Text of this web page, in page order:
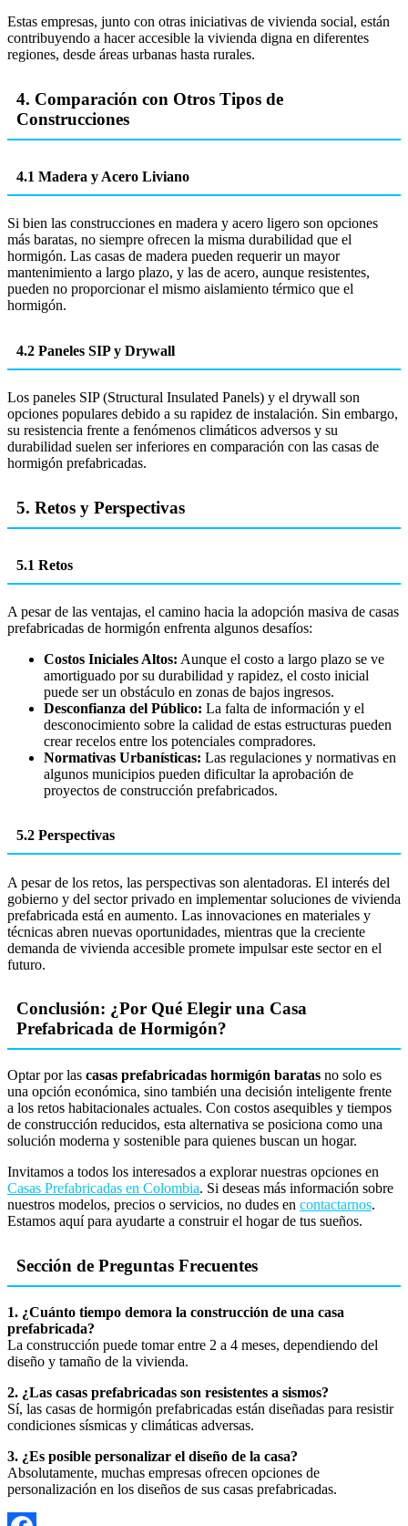
Estas empresas, junto con otras iniciativas de vivienda social, están
contribuyendo a hacer accesible la vivienda digna en diferentes
regiones, desde áreas urbanas hasta rurales.
4. Comparación con Otros Tipos de
Construcciones
4.1 Madera y Acero Liviano
Si bien las construcciones en madera y acero ligero son opciones
más baratas, no siempre ofrecen la misma durabilidad que el
hormigón. Las casas de madera pueden requerir un mayor
mantenimiento a largo plazo, y las de acero, aunque resistentes,
pueden no proporcionar el mismo aislamiento térmico que el
hormigón.
4.2 Paneles SIP y Drywall
Los paneles SIP (Structural Insulated Panels) y el drywall son
opciones populares debido a su rapidez de instalación. Sin embargo,
su resistencia frente a fenómenos climáticos adversos y su
durabilidad suelen ser inferiores en comparación con las casas de
hormigón prefabricadas.
5. Retos y Perspectivas
5.1 Retos
A pesar de las ventajas, el camino hacia la adopción masiva de casas
prefabricadas de hormigón enfrenta algunos desafíos:
Costos Iniciales Altos: Aunque el costo a largo plazo se ve
amortiguado por su durabilidad y rapidez, el costo inicial
puede ser un obstáculo en zonas de bajos ingresos.
Desconfianza del Público: La falta de información y el
desconocimiento sobre la calidad de estas estructuras pueden
crear recelos entre los potenciales compradores.
Normativas Urbanísticas: Las regulaciones y normativas en
algunos municipios pueden dificultar la aprobación de
proyectos de construcción prefabricados.
5.2 Perspectivas
A pesar de los retos, las perspectivas son alentadoras. El interés del
gobierno y del sector privado en implementar soluciones de vivienda
prefabricada está en aumento. Las innovaciones en materiales y
técnicas abren nuevas oportunidades, mientras que la creciente
demanda de vivienda accesible promete impulsar este sector en el
futuro.
Conclusión: ¿Por Qué Elegir una Casa
Prefabricada de Hormigón?
Optar por las casas prefabricadas hormigón baratas no solo es
una opción económica, sino también una decisión inteligente frente
a los retos habitacionales actuales. Con costos asequibles y tiempos
de construcción reducidos, esta alternativa se posiciona como una
solución moderna y sostenible para quienes buscan un hogar.
Invitamos a todos los interesados a explorar nuestras opciones en
Casas Prefabricadas en Colombia. Si deseas más información sobre
nuestros modelos, precios o servicios, no dudes en contactarnos.
Estamos aquí para ayudarte a construir el hogar de tus sueños.
Sección de Preguntas Frecuentes
1. ¿Cuánto tiempo demora la construcción de una casa
prefabricada?
La construcción puede tomar entre 2 a 4 meses, dependiendo del
diseño y tamaño de la vivienda.
2. ¿Las casas prefabricadas son resistentes a sismos?
Sí, las casas de hormigón prefabricadas están diseñadas para resistir
condiciones sísmicas y climáticas adversas.
3. ¿Es posible personalizar el diseño de la casa?
Absolutamente, muchas empresas ofrecen opciones de
personalización en los diseños de sus casas prefabricadas.